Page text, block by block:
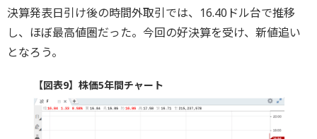
決算発表日引け後の時間外取引では、16.40ドル台で推移
し、ほぼ最高値圏だった。今回の好決算を受け、新値追い
となろう。
【図表9】株価5年間チャート